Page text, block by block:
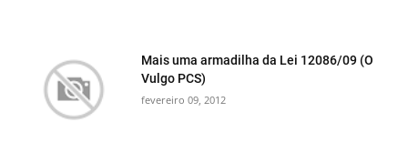
Mais uma armadilha da Lei 12086/09 (O
Vulgo PCS)
fevereiro 09, 2012